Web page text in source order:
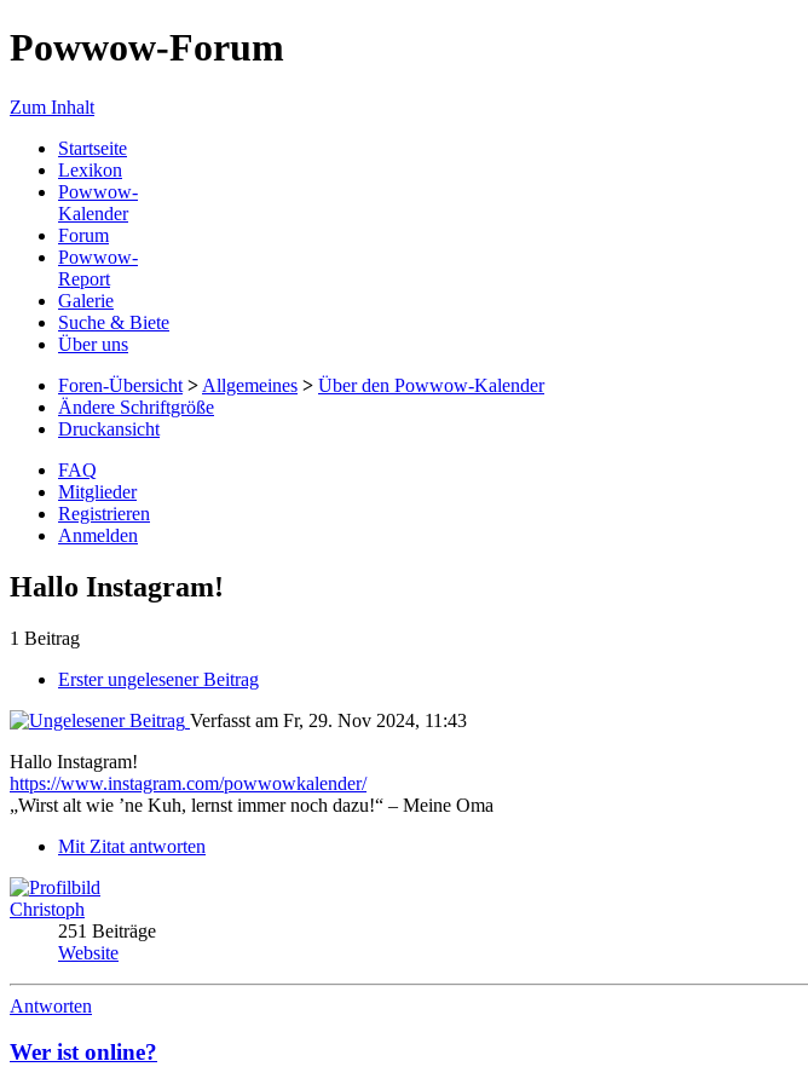
Powwow-Forum
Zum Inhalt
Startseite
Lexikon
Powwow-
Kalender
Forum
Powwow-
Report
Galerie
Suche & Biete
Über uns
Foren-Übersicht > Allgemeines > Über den Powwow-Kalender
Ändere Schriftgröße
Druckansicht
FAQ
Mitglieder
Registrieren
Anmelden
Hallo Instagram!
1 Beitrag
Erster ungelesener Beitrag
Verfasst am Fr, 29. Nov 2024, 11:43
Hallo Instagram!
https://www.instagram.com/powwowkalender/
„Wirst alt wie ’ne Kuh, lernst immer noch dazu!“ – Meine Oma
Mit Zitat antworten
Christoph
251 Beiträge
Website
Antworten
Wer ist online?